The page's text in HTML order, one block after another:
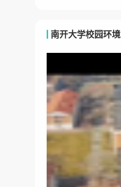
南开大学校园环境